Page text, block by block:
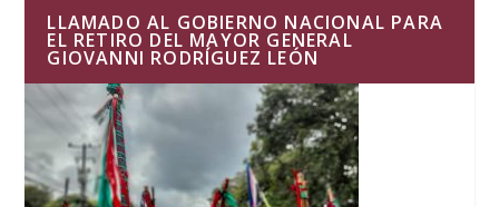
LLAMADO AL GOBIERNO NACIONAL PARA
EL RETIRO DEL MAYOR GENERAL
GIOVANNI RODRÍGUEZ LEÓN